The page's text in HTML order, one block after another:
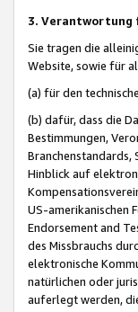
3. Verantwortung
Sie tragen die
Website, sowie für
(a) für den
(b) dafür, dass die
Bestimmungen,
Branchenstandards,
Hinblick auf
US-amerikanischen
Endorsement and
des Missbrauchs
elektronische
natürlichen oder
auferlegt werden,